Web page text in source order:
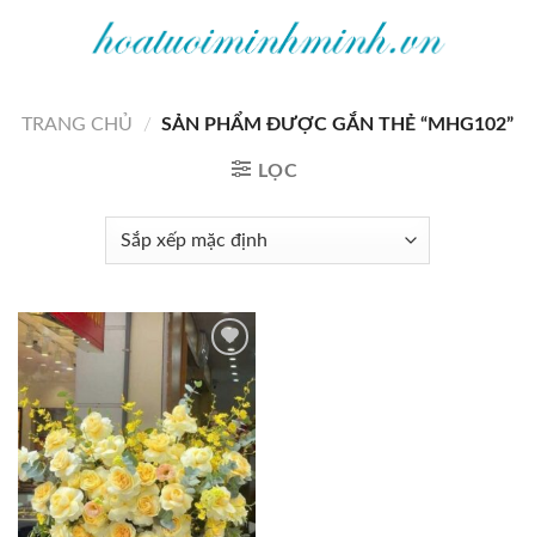
TRANG CHỦ
/ SẢN PHẨM ĐƯỢC GẮN THẺ “MHG102”
LỌC
Add to
wishlist